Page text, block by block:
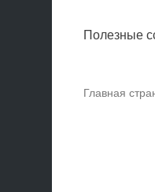
Полезные
Главная